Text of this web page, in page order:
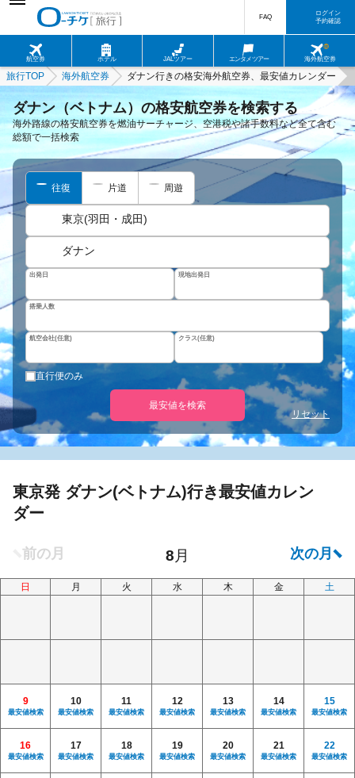
航空券 ホテル JALツアー エンタメツアー 海外航空券
FAQ
ログイン
予約確認
旅行TOP 海外航空券 ダナン行きの格安海外航空券、最安値カレンダー
ダナン（ベトナム）の格安航空券を検索する
海外路線の格安航空券を燃油サーチャージ、空港税や諸手数料など全て含む
総額で一括検索
往復 片道 周遊
東京(羽田・成田)
ダナン
出発日 現地出発日
搭乗人数
航空会社(任意) クラス(任意)
直行便のみ
最安値を検索
リセット
東京発 ダナン(ベトナム)行き最安値カレン
ダー
日 月 火 水 木 金 土
9
最安値検索
10
最安値検索
11
最安値検索
12
最安値検索
13
最安値検索
14
最安値検索
15
最安値検索
16
最安値検索
17
最安値検索
18
最安値検索
19
最安値検索
20
最安値検索
21
最安値検索
22
最安値検索